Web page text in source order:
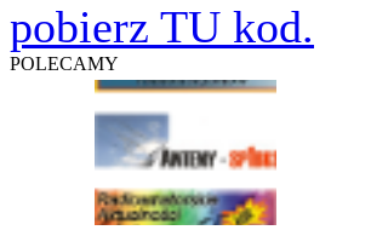
pobierz TU kod.
POLECAMY